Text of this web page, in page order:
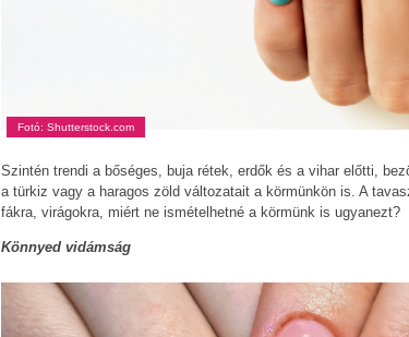
Fotó: Shutterstock.com
Szintén trendi a bőséges, buja rétek, erdők és a vihar előtti,
a türkiz vagy a haragos zöld változatait a körmünkön is. A
fákra, virágokra, miért ne ismételhetné a körmünk is ugyanezt?
Könnyed vidámság